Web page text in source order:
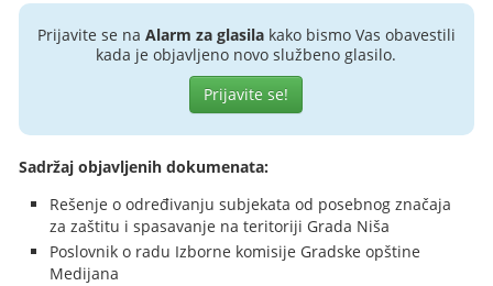
Prijavite se na Alarm za glasilakako bismo Vas obavestili
kada je objavljeno novo službeno glasilo.
Prijavite se!
Sadržaj objavljenih dokumenata:
Rešenje o određivanju subjekata od posebnog značaja
za zaštitu i spasavanje na teritoriji Grada Niša
Poslovnik o radu Izborne komisije Gradske opštine
Medijana